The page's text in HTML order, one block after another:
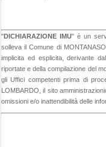
"DICHIARAZIONE IMU" è un
solleva il Comune di
implicita ed esplicita, derivante
riportate e della compilazione del
gli Uffici competenti prima di
LOMBARDO, il sito
omissioni e/o inattendibilità delle